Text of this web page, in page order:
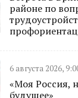
районе по
6 августа 2026,
«Моя Россия,
будущее»